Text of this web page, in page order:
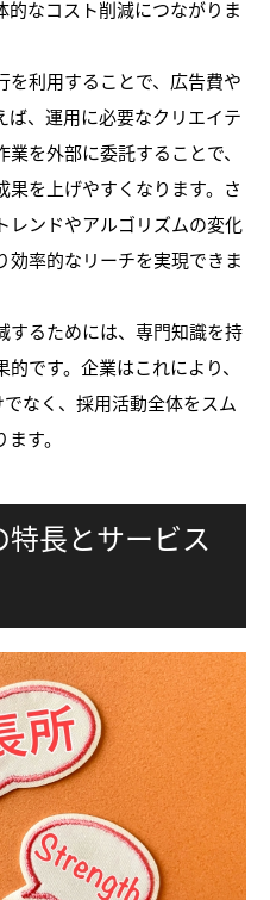
なコスト削減につながりま
利用することで、広告費や
ば、運用に必要なクリエイテ
を外部に委託することで、
を上げやすくなります。さ
レンドやアルゴリズムの変化
効率的なリーチを実現できま
するためには、専門知識を持
です。企業はこれにより、
なく、採用活動全体をスム
す。
長とサービス